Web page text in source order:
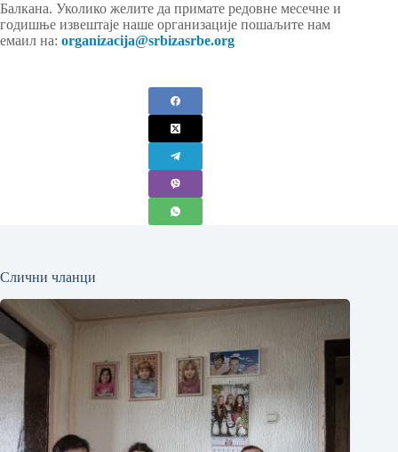
Балкана. Уколико желите да примате редовне месечне и
годишње извештаје наше организације пошаљите нам
емаил на: organizacija@srbizasrbe.org
Слични чланци